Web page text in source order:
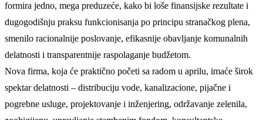
formira jedno, mega preduzeće, kako bi loše finansijske rezultate i
dugogodišnju praksu funkcionisanja po principu stranačkog plena,
smenilo racionalnije poslovanje, efikasnije obavljanje komunalnih
delatnosti i transparentnije raspolaganje budžetom.
Nova firma, koja će praktično početi sa radom u aprilu, imaće širok
spektar delatnosti – distribuciju vode, kanalizacione, pijačne i
pogrebne usluge, projektovanje i inženjering, održavanje zelenila,